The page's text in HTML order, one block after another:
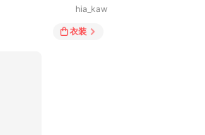
hia_kaw
衣装